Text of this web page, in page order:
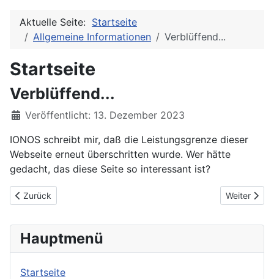
Aktuelle Seite: Startseite
Allgemeine Informationen
Verblüffend...
Startseite
Verblüffend...
Details
Veröffentlicht: 13. Dezember 2023
IONOS schreibt mir, daß die Leistungsgrenze dieser
Webseite erneut überschritten wurde. Wer hätte
gedacht, das diese Seite so interessant ist?
Vorheriger Beitrag: Mein Wunschzettel
Zurück Nächster
Weiter
Hauptmenü
Startseite